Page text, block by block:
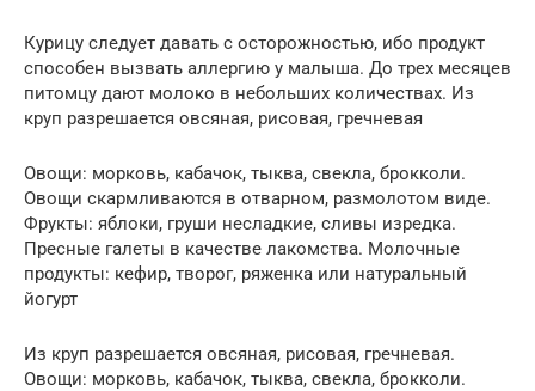
Курицу следует давать с осторожностью, ибо продукт
способен вызвать аллергию у малыша. До трех месяцев
питомцу дают молоко в небольших количествах. Из
круп разрешается овсяная, рисовая, гречневая
Овощи: морковь, кабачок, тыква, свекла, брокколи.
Овощи скармливаются в отварном, размолотом виде.
Фрукты: яблоки, груши несладкие, сливы изредка.
Пресные галеты в качестве лакомства. Молочные
продукты: кефир, творог, ряженка или натуральный
йогурт
Из круп разрешается овсяная, рисовая, гречневая.
Овощи: морковь, кабачок, тыква, свекла, брокколи.